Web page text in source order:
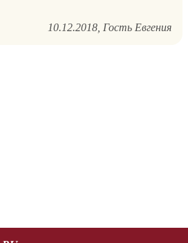
10.12.2018 Гость Евгения